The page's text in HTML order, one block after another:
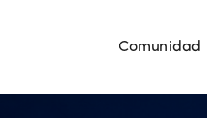
Comunidad